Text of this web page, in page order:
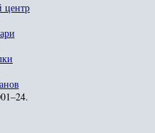
центр